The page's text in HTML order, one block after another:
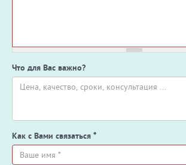
Что для Вас важно?
Как с Вами связаться *